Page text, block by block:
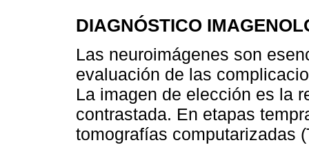
DIAGNÓSTICO
Las neuroimágenes son
evaluación de las
La imagen de elección es la
contrastada. En etapas
tomografías computarizadas